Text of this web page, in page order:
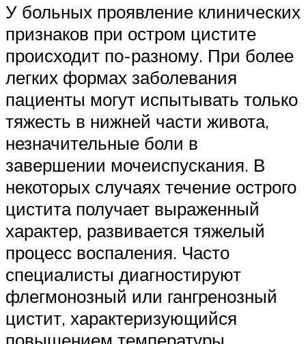
У больных проявление клинических
признаков при остром цистите
происходит по-разному. При более
легких формах заболевания
пациенты могут испытывать только
тяжесть в нижней части живота,
незначительные боли в
завершении мочеиспускания. В
некоторых случаях течение острого
цистита получает выраженный
характер, развивается тяжелый
процесс воспаления. Часто
специалисты диагностируют
флегмонозный или гангренозный
цистит, характеризующийся